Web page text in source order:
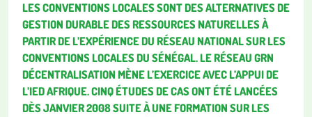
LES CONVENTIONS LOCALES SONT DES ALTERNATIVES DE
GESTION DURABLE DES RESSOURCES NATURELLES À
PARTIR DE L’EXPÉRIENCE DU RÉSEAU NATIONAL SUR LES
CONVENTIONS LOCALES DU SÉNÉGAL. LE RÉSEAU GRN
DÉCENTRALISATION MÈNE L’EXERCICE AVEC L’APPUI DE
L’IED AFRIQUE. CINQ ÉTUDES DE CAS ONT ÉTÉ LANCÉES
DÈS JANVIER 2008 SUITE À UNE FORMATION SUR LES